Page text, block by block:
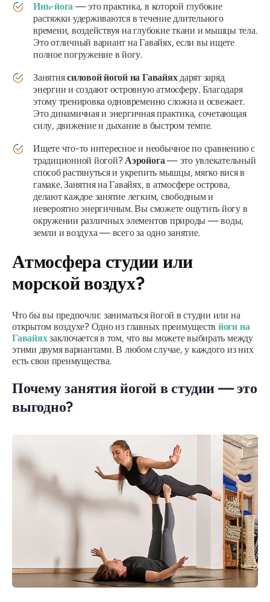
Инь-йога — это практика, в которой глубокие
растяжки удерживаются в течение длительного
времени, воздействуя на глубокие ткани и мышцы тела.
Это отличный вариант на Гавайях, если вы ищете
полное погружение в йогу.
Занятиясиловой йогой на Гавайяхдарят заряд
энергии и создают островную атмосферу. Благодаря
этому тренировка одновременно сложна и освежает.
Это динамичная и энергичная практика, сочетающая
силу, движение и дыхание в быстром темпе.
Ищете что-то интересное и необычное по сравнению с
традиционной йогой?Аэройога— это увлекательный
способ растянуться и укрепить мышцы, мягко вися в
гамаке. Занятия на Гавайях, в атмосфере острова,
делают каждое занятие легким, свободным и
невероятно энергичным. Вы сможете ощутить йогу в
окружении различных элементов природы — воды,
земли и воздуха — всего за одно занятие.
Атмосфера студии или
морской воздух?
Что бы вы предпочли: заниматься йогой в студии или на
открытом воздухе? ​​Одно из главных преимуществ йоги на
Гавайяхзаключается в том, что вы можете выбирать между
этими двумя вариантами. В любом случае, у каждого из них
есть свои преимущества.
Почему занятия йогой в студии — это
выгодно?